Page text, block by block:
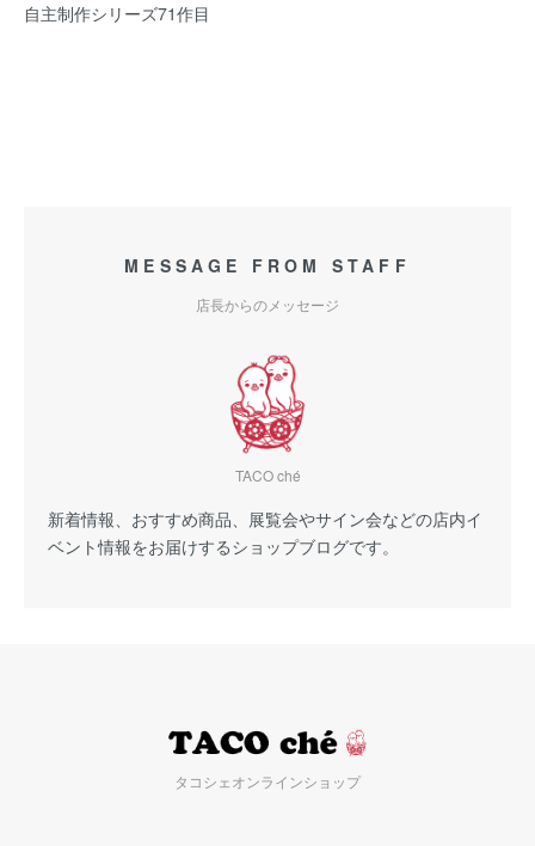
自主制作シリーズ71作目
MESSAGE FROM STAFF
店長からのメッセージ
TACO ché
新着情報、おすすめ商品、展覧会やサイン会などの店内イ
ベント情報をお届けするショップブログです。
タコシェオンラインショップ